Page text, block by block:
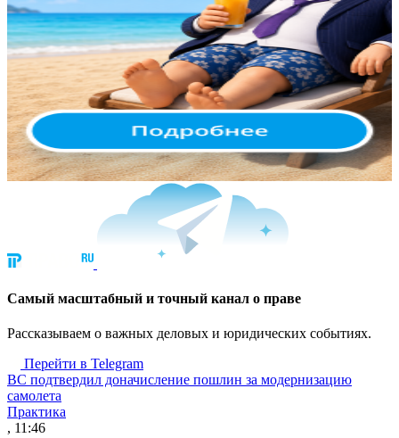
Cамый масштабный и точный канал о праве
Рассказываем о важных деловых и юридических событиях.
Перейти в Telegram
ВС подтвердил доначисление пошлин за модернизацию
самолета
Практика
, 11:46